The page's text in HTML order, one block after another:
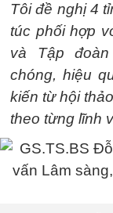
Tôi đề nghị 4
túc phối hợp
và Tập
chóng, hiệu
kiến từ hội
theo từng lĩnh